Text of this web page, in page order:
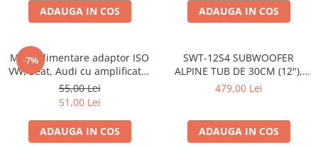
ADAUGA IN COS ADAUGA IN COS
-7%
Mufa alimentare adaptor ISO
VW, Seat, Audi cu amplificator
antena
55,00 Lei
51,00 Lei
ADAUGA IN COS
SWT-12S4 SUBWOOFER
ALPINE TUB DE 30CM (12"),
1000W
479,00 Lei
ADAUGA IN COS